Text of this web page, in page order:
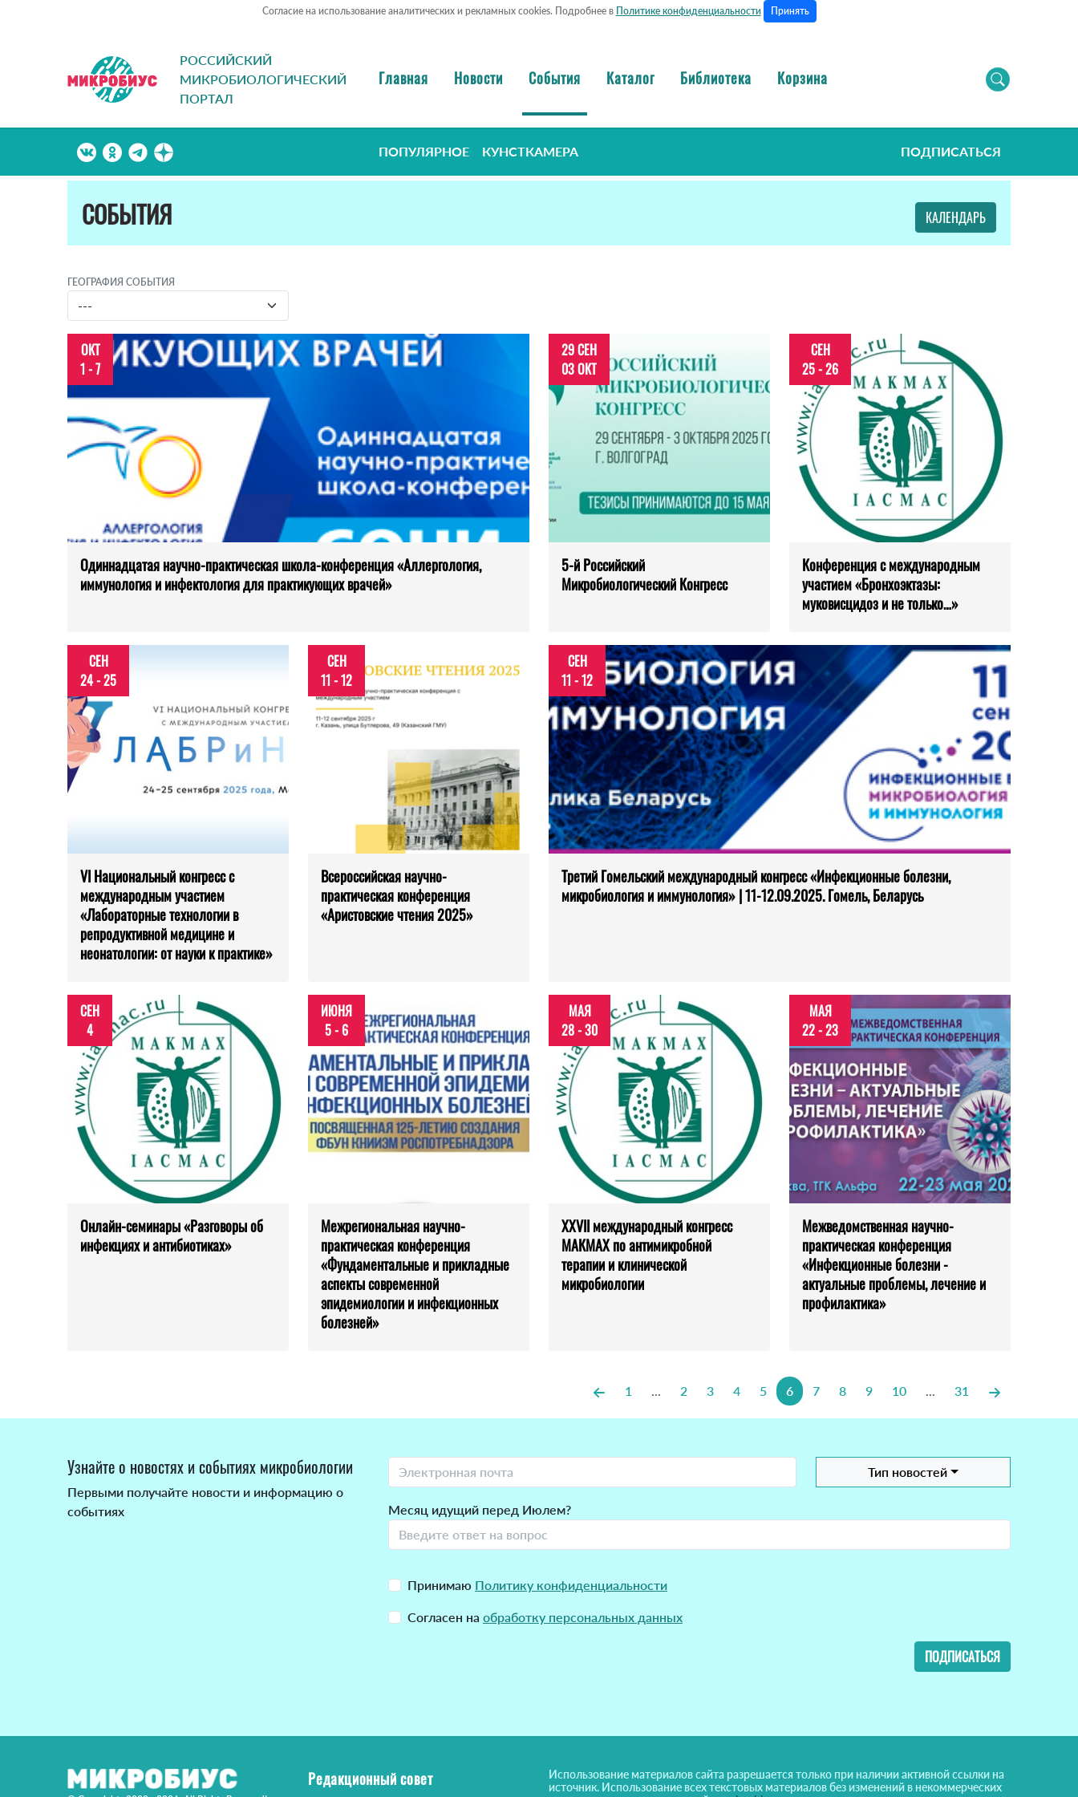
Согласие на использование аналитических и рекламных cookies. Подробнее в Политике конфиденциальности Принять
РОССИЙСКИЙ
МИКРОБИОЛОГИЧЕСКИЙ
ПОРТАЛ
Главная Новости События Каталог Библиотека Корзина
ПОПУЛЯРНОЕ КУНСТКАМЕРА ПОДПИСАТЬСЯ
СОБЫТИЯ КАЛЕНДАРЬ
ГЕОГРАФИЯ СОБЫТИЯ
ОКТ
1 - 7
Одиннадцатая научно-практическая школа-конференция «Аллергология,
иммунология и инфектология для практикующих врачей»
29 СЕН
03 ОКТ
5-й Российский
Микробиологический Конгресс
СЕН
25 - 26
Конференция с международным
участием «Бронхоэктазы:
муковисцидоз и не только…»
СЕН
24 - 25
VI Национальный конгресс с
международным участием
«Лабораторные технологии в
репродуктивной медицине и
неонатологии: от науки к практике»
СЕН
11 - 12
Всероссийская научно-
практическая конференция
«Аристовские чтения 2025»
СЕН
11 - 12
Третий Гомельский международный конгресс «Инфекционные болезни,
микробиология и иммунология» | 11-12.09.2025. Гомель, Беларусь
СЕН
4
Онлайн-семинары «Разговоры об
инфекциях и антибиотиках»
ИЮНЯ
5 - 6
Межрегиональная научно-
практическая конференция
«Фундаментальные и прикладные
аспекты современной
эпидемиологии и инфекционных
болезней»
МАЯ
28 - 30
XXVII международный конгресс
МАКМАХ по антимикробной
терапии и клинической
микробиологии
МАЯ
22 - 23
Межведомственная научно-
практическая конференция
«Инфекционные болезни -
актуальные проблемы, лечение и
профилактика»
1 ... 2 3 4 5 6 7 8 9 10 ... 31
Узнайте о новостях и событиях микробиологии
Первыми получайте новости и информацию о
событиях
Тип новостей
Месяц идущий перед Июлем?
Принимаю Политику конфиденциальности
Согласен на обработку персональных данных
ПОДПИСАТЬСЯ
Редакционный совет
Использование материалов сайта разрешается только при наличии активной ссылки на
источник. Использование всех текстовых материалов без изменений в некоммерческих